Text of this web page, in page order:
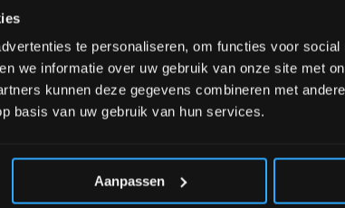
te personaliseren, om functies voor social
we informatie over uw gebruik van onze site met
kunnen deze gegevens combineren met
basis van uw gebruik van hun services.
Aanpassen
Niet op voorraad, vraag naar
levertijd
Vergelijk